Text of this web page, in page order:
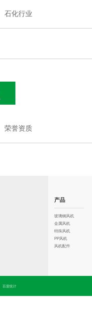
石化行业
荣誉资质
产品
玻璃钢风机
金属风机
特殊风机
PP风机
风机配件
百度统计